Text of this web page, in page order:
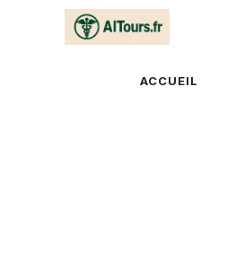
ACCUEIL